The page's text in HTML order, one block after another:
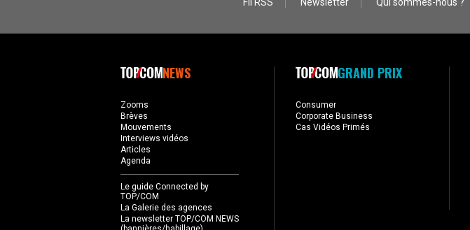
NEWS
Zooms
Brèves
Mouvements
Interviews vidéos
Articles
Agenda
Le guide Connected by
TOP/COM
La Galerie des agences
La newsletter TOP/COM NEWS
GRAND PRIX
Consumer
Corporate Business
Cas Vidéos Primés